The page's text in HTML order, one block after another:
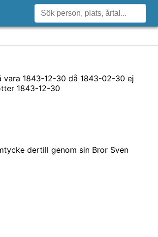
1843-12-30 då 1843-02-30 ej
1843-12-30
dertill genom sin Bror Sven